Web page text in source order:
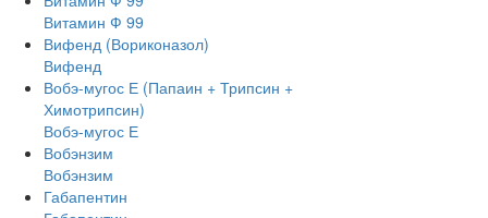
Витамин Ф 99
Вифенд (Вориконазол)
Вифенд
Вобэ-мугос Е (Папаин + Трипсин +
Химотрипсин)
Вобэ-мугос Е
Вобэнзим
Вобэнзим
Габапентин